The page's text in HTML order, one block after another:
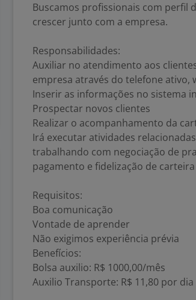
Buscamos profissionais com perfil
crescer junto com a empresa.
Responsabilidades:
Auxiliar no atendimento aos
empresa através do telefone ativo,
Inserir as informações no sistema
Prospectar novos clientes
Realizar o acompanhamento da
Irá executar atividades
trabalhando com negociação de
pagamento e fidelização de
Requisitos:
Boa comunicação
Vontade de aprender
Não exigimos experiência prévia
Benefícios:
Bolsa auxilio: R$ 1000,00/mês
Auxilio Transporte: R$ 11,80 por dia